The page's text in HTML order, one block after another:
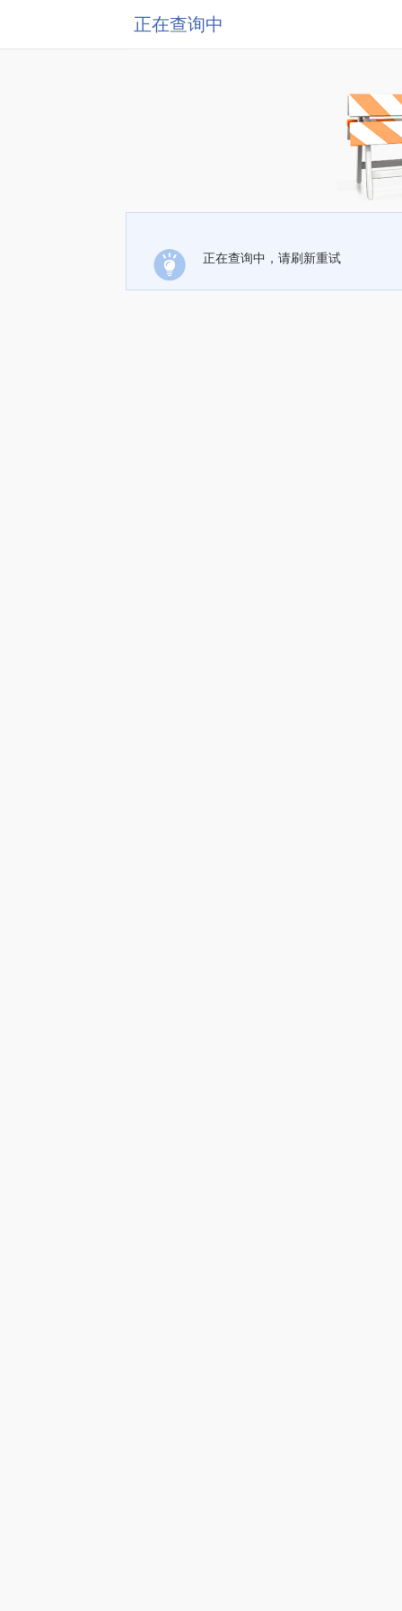
正在查询中
正在查询中，请刷新重试